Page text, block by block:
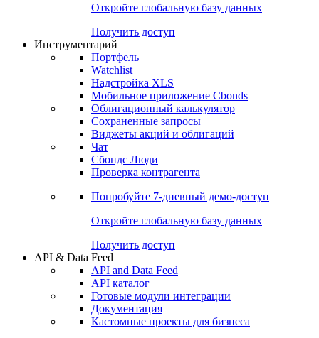
Откройте глобальную базу данных
Получить доступ
Инструментарий
Портфель
Watchlist
Надстройка XLS
Мобильное приложение Cbonds
Облигационный калькулятор
Сохраненные запросы
Виджеты акций и облигаций
Чат
Сбондс Люди
Проверка контрагента
Попробуйте 7-дневный демо-доступ
Откройте глобальную базу данных
Получить доступ
API & Data Feed
API and Data Feed
API каталог
Готовые модули интеграции
Документация
Кастомные проекты для бизнеса